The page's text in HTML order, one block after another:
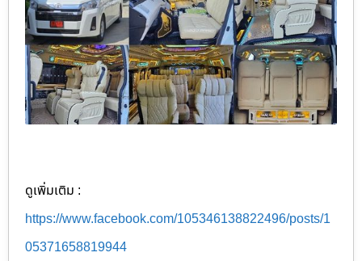
ดูเพิ่มเติม :
https://www.facebook.com/105346138822496/posts/1
05371658819944